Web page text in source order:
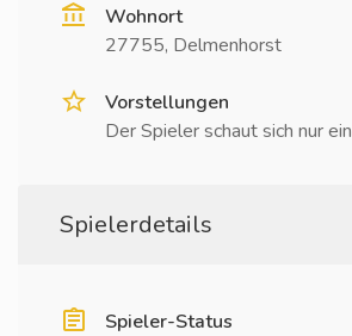
Wohnort
27755, Delmenhorst
Vorstellungen
Der Spieler schaut sich nur
Spielerdetails
Spieler-Status